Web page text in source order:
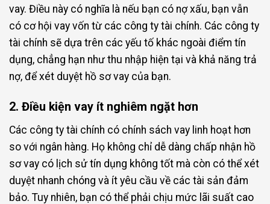
vay. Điều này có nghĩa là nếu bạn có nợ xấu, bạn vẫn
có cơ hội vay vốn từ các công ty tài chính. Các công ty
tài chính sẽ dựa trên các yếu tố khác ngoài điểm tín
dụng, chẳng hạn như thu nhập hiện tại và khả năng trả
nợ, để xét duyệt hồ sơ vay của bạn.
2. Điều kiện vay ít nghiêm ngặt hơn
Các công ty tài chính có chính sách vay linh hoạt hơn
so với ngân hàng. Họ không chỉ dễ dàng chấp nhận hồ
sơ vay có lịch sử tín dụng không tốt mà còn có thể xét
duyệt nhanh chóng và ít yêu cầu về các tài sản đảm
bảo. Tuy nhiên, bạn có thể phải chịu mức lãi suất cao